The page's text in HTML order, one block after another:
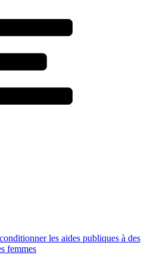
les aides publiques à des
femmes